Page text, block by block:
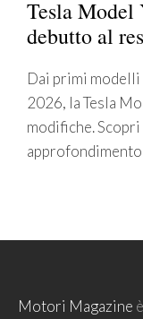
Tesla Model
debutto al
Dai primi
2026, la Tesla
modifiche.
approfondimento
Motori Magazine